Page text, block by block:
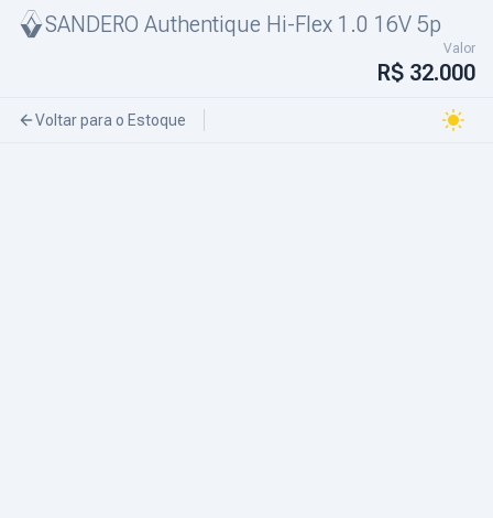
SANDERO Authentique Hi-Flex 1.0 16V 5p
Valor
R$ 32.000
Voltar para o Estoque